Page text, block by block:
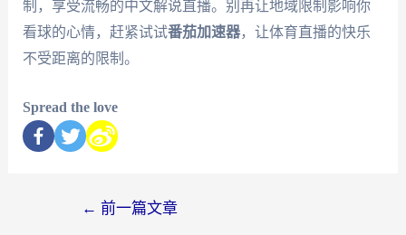
制，享受流畅的中文解说直播。别再让地域限制影响你
看球的心情，赶紧试试番茄加速器，让体育直播的快乐
不受距离的限制。
Spread the love
← 前一篇文章